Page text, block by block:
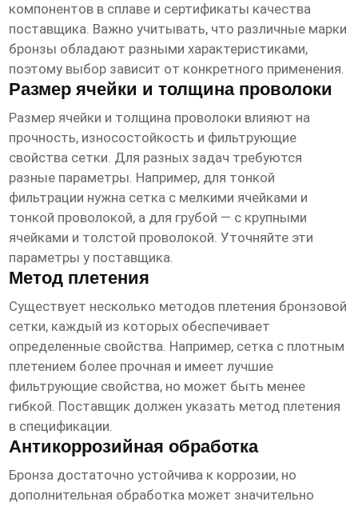
компонентов в сплаве и сертификаты качества
поставщика. Важно учитывать, что различные марки
бронзы обладают разными характеристиками,
поэтому выбор зависит от конкретного применения.
Размер ячейки и толщина проволоки
Размер ячейки и толщина проволоки влияют на
прочность, износостойкость и фильтрующие
свойства сетки. Для разных задач требуются
разные параметры. Например, для тонкой
фильтрации нужна сетка с мелкими ячейками и
тонкой проволокой, а для грубой — с крупными
ячейками и толстой проволокой. Уточняйте эти
параметры у поставщика.
Метод плетения
Существует несколько методов плетения бронзовой
сетки, каждый из которых обеспечивает
определенные свойства. Например, сетка с плотным
плетением более прочная и имеет лучшие
фильтрующие свойства, но может быть менее
гибкой. Поставщик должен указать метод плетения
в спецификации.
Антикоррозийная обработка
Бронза достаточно устойчива к коррозии, но
дополнительная обработка может значительно